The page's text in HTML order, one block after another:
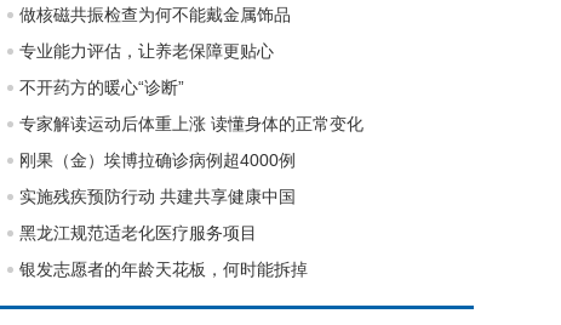
做核磁共振检查为何不能戴金属饰品
专业能力评估，让养老保障更贴心
不开药方的暖心“诊断”
专家解读运动后体重上涨 读懂身体的正常变化
刚果（金）埃博拉确诊病例超4000例
实施残疾预防行动 共建共享健康中国
黑龙江规范适老化医疗服务项目
银发志愿者的年龄天花板，何时能拆掉